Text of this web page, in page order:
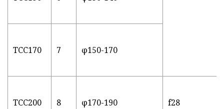
TCC170 7 φ150-170
TCC200 8 φ170-190 f28